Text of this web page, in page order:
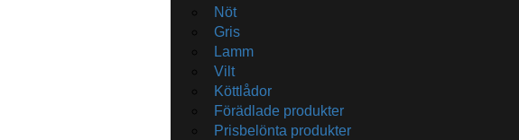
Nöt
Gris
Lamm
Vilt
Köttlådor
Förädlade produkter
Prisbelönta produkter